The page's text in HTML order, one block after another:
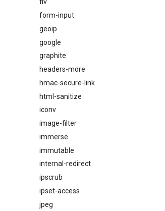
flv
form-input
geoip
google
graphite
headers-more
hmac-secure-link
html-sanitize
iconv
image-filter
immerse
immutable
internal-redirect
ipscrub
ipset-access
jpeg